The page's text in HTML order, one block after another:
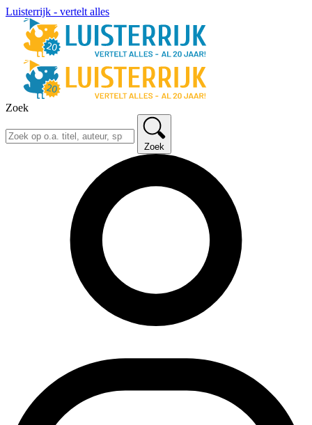
Luisterrijk - vertelt alles
Zoek
Zoek